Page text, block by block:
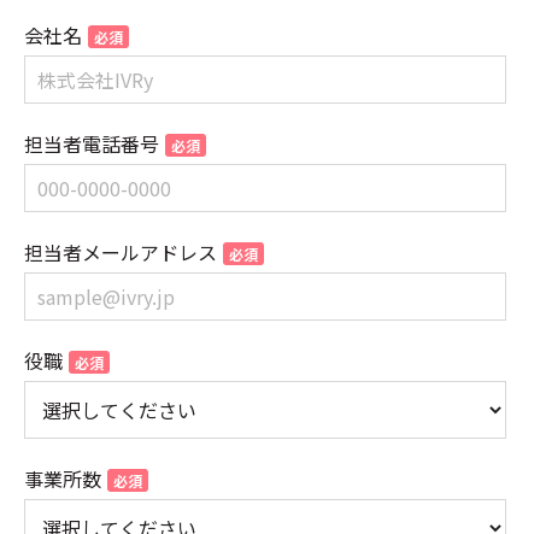
会社名
担当者電話番号
担当者メールアドレス
役職
事業所数